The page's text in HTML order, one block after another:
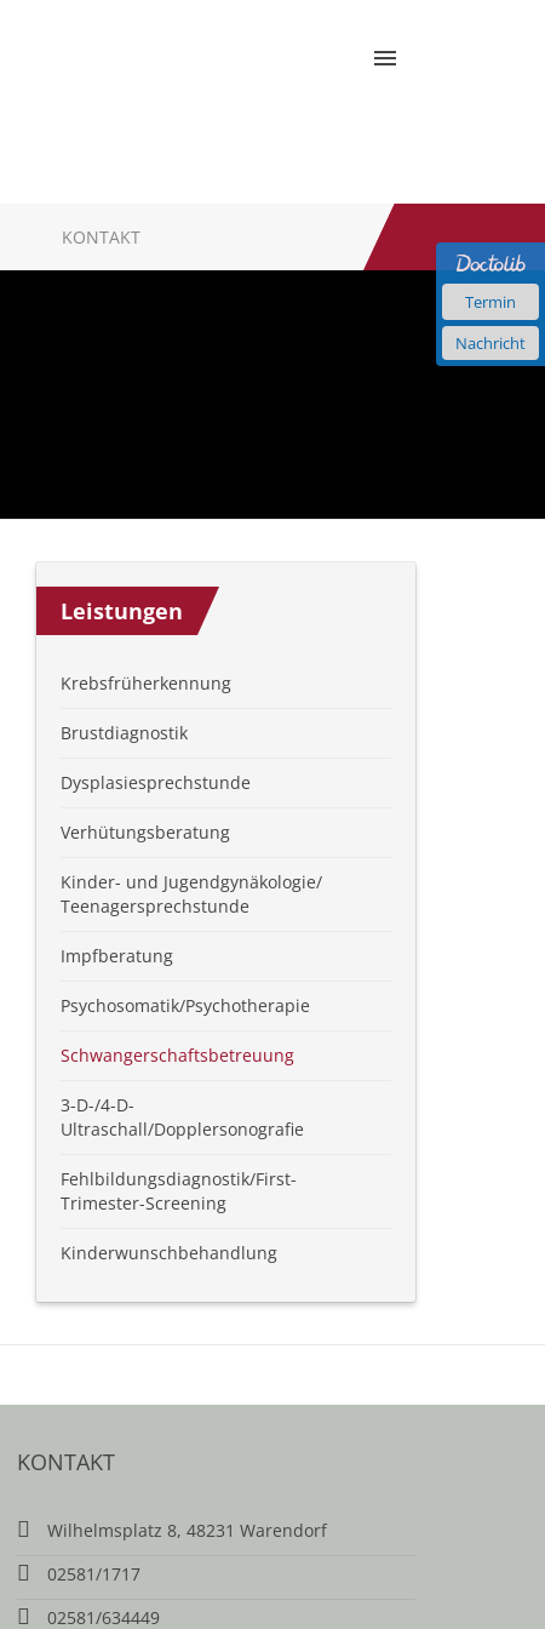
KONTAKT
Leistungen
Krebsfrüherkennung
Brustdiagnostik
Dysplasiesprechstunde
Verhütungsberatung
Kinder- und Jugendgynäkologie/
Teenagersprechstunde
Impfberatung
Psychosomatik/Psychotherapie
Schwangerschaftsbetreuung
3-D-/4-D-
Ultraschall/Dopplersonografie
Fehlbildungsdiagnostik/First-
Trimester-Screening
Kinderwunschbehandlung
KONTAKT
Wilhelmsplatz 8, 48231 Warendorf
02581/1717
02581/634449
Termin
Nachricht